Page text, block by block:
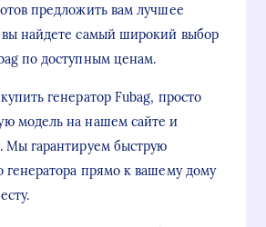
предложить вам лучшее
найдете самый широкий выбор
по доступным ценам.
генератор Fubag, просто
модель на нашем сайте и
Мы гарантируем быструю
генератора прямо к вашему дому